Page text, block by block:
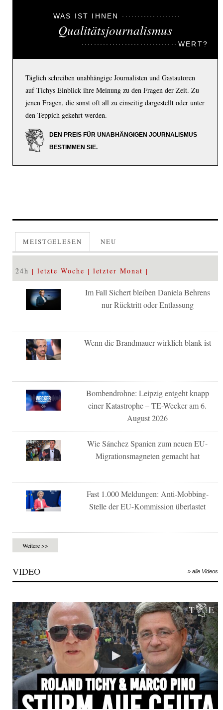
WAS IST IHNEN
Qualitätsjournalismus
WERT?
Täglich schreiben unabhängige Journalisten und Gastautoren
auf Tichys Einblick ihre Meinung zu den Fragen der Zeit. Zu
jenen Fragen, die sonst oft all zu einseitig dargestellt oder unter
den Teppich gekehrt werden.
DEN PREIS FÜR UNABHÄNGIGEN JOURNALISMUS
BESTIMMEN SIE.
MEISTGELESEN NEU
24h letzte Woche letzter Monat
Im Fall Sichert bleiben Daniela Behrens
nur Rücktritt oder Entlassung
Wenn die Brandmauer wirklich blank ist
Bombendrohne: Leipzig entgeht knapp
einer Katastrophe – TE-Wecker am 6.
August 2026
Wie Sánchez Spanien zum neuen EU-
Migrationsmagneten gemacht hat
Fast 1.000 Meldungen: Anti-Mobbing-
Stelle der EU-Kommission überlastet
Weitere >>
VIDEO » alle Videos